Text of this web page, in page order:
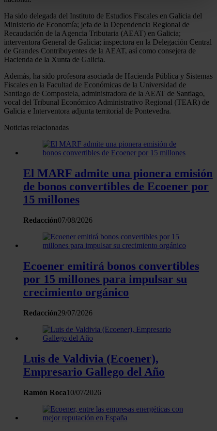
para buscar características específicas (huellas
digitales)
Obtenga más información sobre cómo se procesan sus
datos personales y establezca sus preferencias en la
consentimiento en cualquier momento en la Declaración
de cookies.
Las cookies de este sitio web se usan para personalizar
el contenido y los anuncios, ofrecer funciones de redes
información sobre el uso que haga del sitio web con
web, quienes pueden combinarla con otra información
que les haya proporcionado o que hayan recopilado a
partir del uso que haya hecho de sus servicios.
Ha sido delegada del Instituto de Estudios Fiscales en Galicia del
Ministerio de Economía; jefa de la Dependencia Regional de
Recaudación de la Agencia Tributaria (AEAT) en Galicia;
interventora General de Galicia; inspectora en la Delegación Central
de Grandes Contribuyentes de la AEAT, así como consejera de
Hacienda de la Xunta de Galicia.
Además, ha sido profesora asociada de Hacienda Pública y Sistemas
Fiscales en la Facultad de Económicas de la Universidad de
Santiago de Compostela, administradora de la AEAT de Santiago,
vocal del Tribunal Económico Administrativo Regional (TEAR) de
Galicia e Interventora adjunta territorial de Pontevedra.
Noticias relacionadas
El MARF admite una pionera emisión
de bonos convertibles de Ecoener por
15 millones
Redacción07/08/2026
Ecoener emitirá bonos convertibles
por 15 millones para impulsar su
crecimiento orgánico
Redacción29/07/2026
Luis de Valdivia (Ecoener),
Empresario Gallego del Año
Ramón Roca10/07/2026